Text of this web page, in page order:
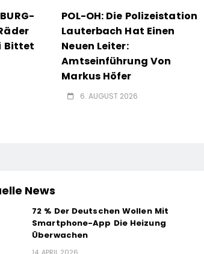
Bittet
POL-OH: Die Polizeistation
Lauterbach Hat Einen
Neuen Leiter:
Amtseinführung Von
Markus Höfer
6. AUGUST 2026
News
72 % Der Deutschen Wollen Mit
Smartphone-App Die Heizung
Überwachen